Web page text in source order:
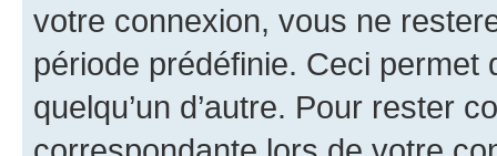
votre connexion, vous ne
période prédéfinie. Ceci permet
quelqu’un d’autre. Pour rester